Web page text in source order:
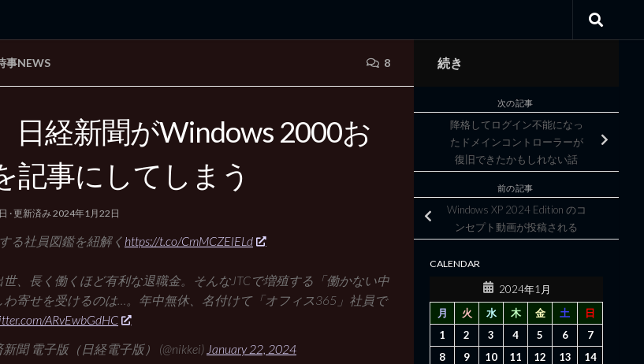
Edition
事NEWS 8
日経新聞がWindows 2000お
記事にしてしまう
· 更新済み2024年1月22日
る社員図鑑を紐解く https://t.co/CmMCZElELd
世、長く働くほど有利な退職金。そんなJTCで増殖する「働かない中
わ寄せを受けるのは…。年中無休、名付けて「オフィス365」社員で
ARvEwbGdHC
聞 電子版（日経電子版） (@nikkei) January 22, 2024
続き
次の記事
降格してログイン不能になっ
たドメインコントローラーが
復旧できたかもしれない話
前の記事
Windows XP 2024 Edition のコ
ンセプト動画が投稿される
CALENDAR
2024年1月
月
火 水 木 金 土
日
1
2 3 4 5 6
7
8
9 10 11 12 13
14